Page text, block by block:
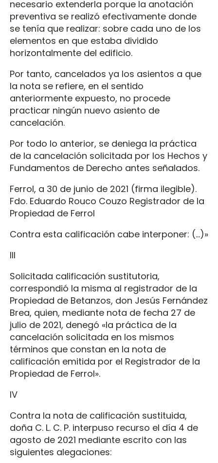
necesario extenderla porque la anotación
preventiva se realizó efectivamente donde
se tenía que realizar: sobre cada uno de los
elementos en que estaba dividido
horizontalmente del edificio.
Por tanto, cancelados ya los asientos a que
la nota se refiere, en el sentido
anteriormente expuesto, no procede
practicar ningún nuevo asiento de
cancelación.
Por todo lo anterior, se deniega la práctica
de la cancelación solicitada por los Hechos y
Fundamentos de Derecho antes señalados.
Ferrol, a 30 de junio de 2021 (firma ilegible).
Fdo. Eduardo Rouco Couzo Registrador de la
Propiedad de Ferrol
Contra esta calificación cabe interponer: (…)»
III
Solicitada calificación sustitutoria,
correspondió la misma al registrador de la
Propiedad de Betanzos, don Jesús Fernández
Brea, quien, mediante nota de fecha 27 de
julio de 2021, denegó «la práctica de la
cancelación solicitada en los mismos
términos que constan en la nota de
calificación emitida por el Registrador de la
Propiedad de Ferrol».
IV
Contra la nota de calificación sustituida,
doña C. L. C. P. interpuso recurso el día 4 de
agosto de 2021 mediante escrito con las
siguientes alegaciones: